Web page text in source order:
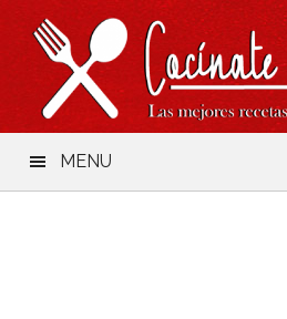
Saltar
contenido
secondary
Saltar
lateral
principal
Saltar
página
MENU